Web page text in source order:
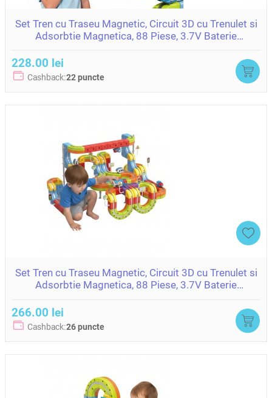
Set Tren cu Traseu Magnetic, Circuit 3D cu Trenulet si
Adsorbtie Magnetica, 88 Piese, 3.7V Baterie
228.00 lei
Cashback:22 puncte
Set Tren cu Traseu Magnetic, Circuit 3D cu Trenulet si
Adsorbtie Magnetica, 88 Piese, 3.7V Baterie
266.00 lei
Cashback:26 puncte